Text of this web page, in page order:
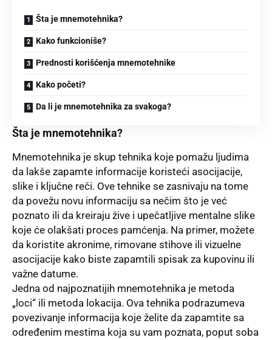
Šta je mnemotehnika?
Kako funkcioniše?
Prednosti korišćenja mnemotehnike
Kako početi?
Da li je mnemotehnika za svakoga?
Šta je mnemotehnika?
Mnemotehnika je skup tehnika koje pomažu ljudima
da lakše zapamte informacije koristeći asocijacije,
slike i ključne reči. Ove tehnike se zasnivaju na tome
da povežu novu informaciju sa nečim što je već
poznato ili da kreiraju žive i upečatljive mentalne slike
koje će olakšati proces pamćenja. Na primer, možete
da koristite akronime, rimovane stihove ili vizuelne
asocijacije kako biste zapamtili spisak za kupovinu ili
važne datume.
Jedna od najpoznatijih mnemotehnika je metoda
„loci“ ili metoda lokacija. Ova tehnika podrazumeva
povezivanje informacija koje želite da zapamtite sa
određenim mestima koja su vam poznata, poput soba